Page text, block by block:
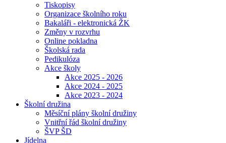
Tiskopisy
Organizace školního roku
Bakaláři - elektronická ŽK
Změny v rozvrhu
Online pokladna
Školská rada
Pedikulóza
Akce školy
Akce 2025 - 2026
Akce 2024 - 2025
Akce 2023 - 2024
Školní družina
Měsíční plány školní družiny
Vnitřní řád školní družiny
ŠVP ŠD
Jídelna